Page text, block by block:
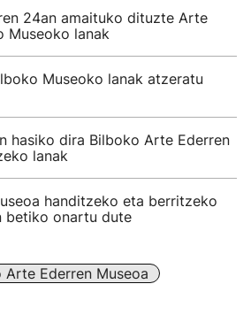
24an amaituko dituzte Arte
Museoko lanak
Museoko lanak atzeratu
hasiko dira Bilboko Arte Ederren
lanak
handitzeko eta berritzeko
betiko onartu dute
Arte Ederren Museoa